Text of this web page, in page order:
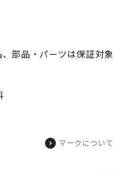
部品・パーツは保証対象
マークについて